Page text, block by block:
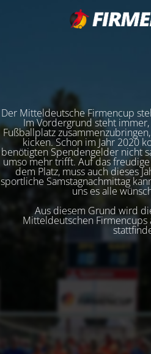
Der Mitteldeutsche Firmencup
Im Vordergrund steht
Fußballplatz
kicken. Schon im Jahr 2020
benötigten Spendengelder nicht
umso mehr trifft. Auf das
dem Platz, muss auch dieses
sportliche Samstagnachmittag
uns es alle
Aus diesem Grund wird
Mitteldeutschen Firmencups